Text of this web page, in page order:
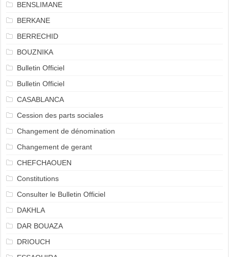
BENSLIMANE
BERKANE
BERRECHID
BOUZNIKA
Bulletin Officiel
Bulletin Officiel
CASABLANCA
Cession des parts sociales
Changement de dénomination
Changement de gerant
CHEFCHAOUEN
Constitutions
Consulter le Bulletin Officiel
DAKHLA
DAR BOUAZA
DRIOUCH